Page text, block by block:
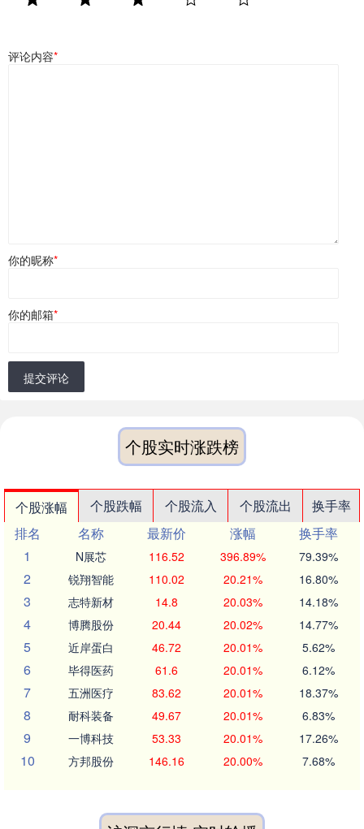
评论内容*
你的昵称*
你的邮箱*
提交评论
个股实时涨跌榜
个股涨幅 个股跌幅 个股流入 个股流出
换手率
排名
名称 最新价 涨幅
换手率
1
N展芯 116.52 396.89% 79.39%
2 锐翔智能 110.02 20.21% 16.80%
3 志特新材 14.8 20.03% 14.18%
4 博腾股份 20.44 20.02% 14.77%
5 近岸蛋白 46.72 20.01% 5.62%
6 毕得医药 61.6 20.01% 6.12%
7 五洲医疗 83.62 20.01% 18.37%
8 耐科装备 49.67 20.01% 6.83%
9 一博科技 53.33 20.01% 17.26%
10 方邦股份 146.16 20.00% 7.68%